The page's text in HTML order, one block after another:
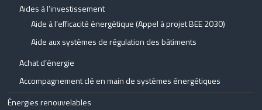
Aides à l’investissement
Aide à l’efficacité énergétique (Appel à projet BEE 2030)
Aide aux systèmes de régulation des bâtiments
Achat d’énergie
Accompagnement clé en main de systèmes énergétiques
Énergies renouvelables